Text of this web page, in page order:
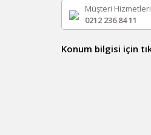
Müşteri Hizmetleri
0212 236 84 11
Konum bilgisi için